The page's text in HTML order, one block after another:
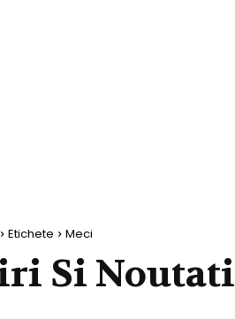
Etichete Meci
Si Noutati